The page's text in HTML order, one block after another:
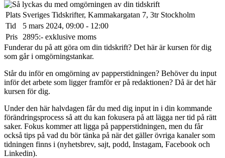
Plats Sveriges Tidskrifter, Kammakargatan 7, 3tr Stockholm
Tid
5 mars 2024, 09:00 - 12:00
Pris
2895:- exklusive moms
Funderar du på att göra om din tidskrift? Det här är kursen för dig
som går i omgörningstankar.
Står du inför en omgörning av papperstidningen? Behöver du input
inför det arbete som ligger framför er på redaktionen? Då är det här
kursen för dig.
Under den här halvdagen får du med dig input in i din kommande
förändringsprocess så att du kan fokusera på att lägga ner tid på rätt
saker. Fokus kommer att ligga på papperstidningen, men du får
också tips på vad du bör tänka på när det gäller övriga kanaler som
tidningen finns i (nyhetsbrev, sajt, podd, Instagam, Facebook och
Linkedin).